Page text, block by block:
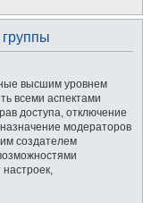
высшим уровнем
всеми аспектами
доступа, отключение
модераторов
создателем